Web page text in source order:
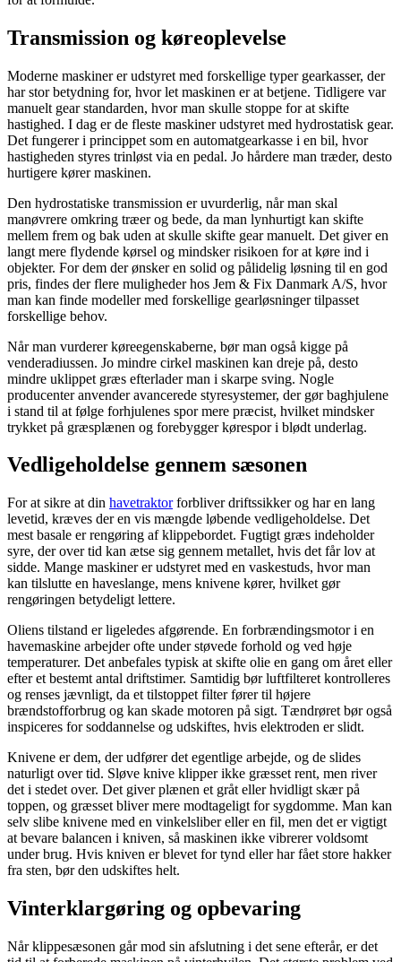
Transmission og køreoplevelse
Moderne maskiner er udstyret med forskellige typer gearkasser, der
har stor betydning for, hvor let maskinen er at betjene. Tidligere var
manuelt gear standarden, hvor man skulle stoppe for at skifte
hastighed. I dag er de fleste maskiner udstyret med hydrostatisk gear.
Det fungerer i princippet som en automatgearkasse i en bil, hvor
hastigheden styres trinløst via en pedal. Jo hårdere man træder, desto
hurtigere kører maskinen.
Den hydrostatiske transmission er uvurderlig, når man skal
manøvrere omkring træer og bede, da man lynhurtigt kan skifte
mellem frem og bak uden at skulle skifte gear manuelt. Det giver en
langt mere flydende kørsel og mindsker risikoen for at køre ind i
objekter. For dem der ønsker en solid og pålidelig løsning til en god
pris, findes der flere muligheder hos Jem & Fix Danmark A/S, hvor
man kan finde modeller med forskellige gearløsninger tilpasset
forskellige behov.
Når man vurderer køreegenskaberne, bør man også kigge på
venderadiussen. Jo mindre cirkel maskinen kan dreje på, desto
mindre uklippet græs efterlader man i skarpe sving. Nogle
producenter anvender avancerede styresystemer, der gør baghjulene
i stand til at følge forhjulenes spor mere præcist, hvilket mindsker
trykket på græsplænen og forebygger kørespor i blødt underlag.
Vedligeholdelse gennem sæsonen
For at sikre at din havetraktorforbliver driftssikker og har en lang
levetid, kræves der en vis mængde løbende vedligeholdelse. Det
mest basale er rengøring af klippebordet. Fugtigt græs indeholder
syre, der over tid kan ætse sig gennem metallet, hvis det får lov at
sidde. Mange maskiner er udstyret med en vaskestuds, hvor man
kan tilslutte en haveslange, mens knivene kører, hvilket gør
rengøringen betydeligt lettere.
Oliens tilstand er ligeledes afgørende. En forbrændingsmotor i en
havemaskine arbejder ofte under støvede forhold og ved høje
temperaturer. Det anbefales typisk at skifte olie en gang om året eller
efter et bestemt antal driftstimer. Samtidig bør luftfilteret kontrolleres
og renses jævnligt, da et tilstoppet filter fører til højere
brændstofforbrug og kan skade motoren på sigt. Tændrøret bør også
inspiceres for soddannelse og udskiftes, hvis elektroden er slidt.
Knivene er dem, der udfører det egentlige arbejde, og de slides
naturligt over tid. Sløve knive klipper ikke græsset rent, men river
det i stedet over. Det giver plænen et gråt eller hvidligt skær på
toppen, og græsset bliver mere modtageligt for sygdomme. Man kan
selv slibe knivene med en vinkelsliber eller en fil, men det er vigtigt
at bevare balancen i kniven, så maskinen ikke vibrerer voldsomt
under brug. Hvis kniven er blevet for tynd eller har fået store hakker
fra sten, bør den udskiftes helt.
Vinterklargøring og opbevaring
Når klippesæsonen går mod sin afslutning i det sene efterår, er det